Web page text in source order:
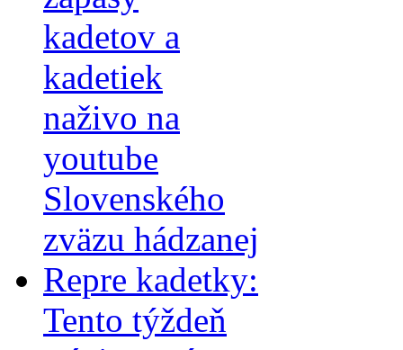
kadetov a
kadetiek
naživo na
youtube
Slovenského
zväzu hádzanej
Repre kadetky:
Tento týždeň